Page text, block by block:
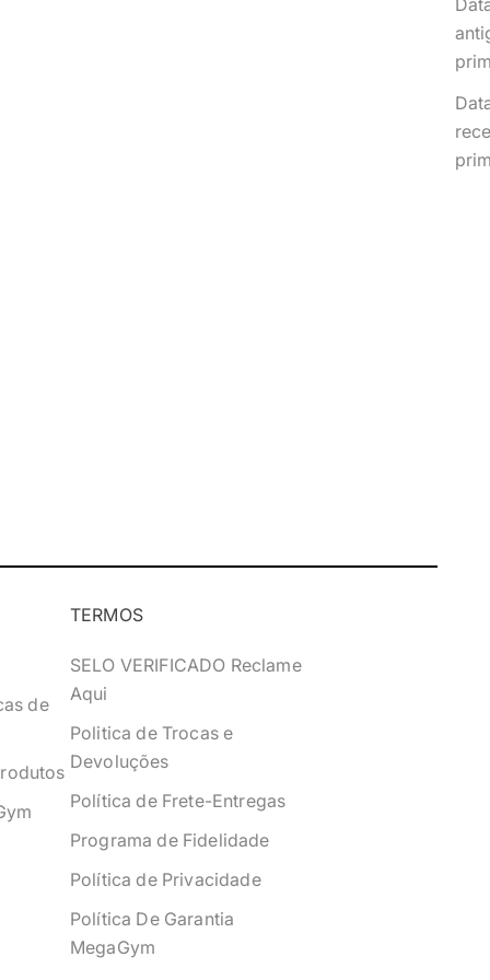
de
TERMOS
SELO VERIFICADO Reclame
Aqui
Politica de Trocas e
Devoluções
Política de Frete-Entregas
Programa de Fidelidade
Política de Privacidade
Política De Garantia
MegaGym